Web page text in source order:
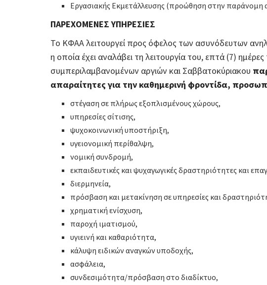
Εργασιακής Εκμετάλλευσης (προώθηση στην παράνομη
ΠΑΡΕΧΟΜΕΝΕΣ ΥΠΗΡΕΣΙΕΣ
Το ΚΦΑΑ λειτουργεί προς όφελος των ασυνόδευτων
η οποία έχει αναλάβει τη λειτουργία του, επτά (7)
συμπεριλαμβανομένων αργιών και Σαββατοκύριακου
απαραίτητες για την καθημερινή φροντίδα,
στέγαση σε πλήρως εξοπλισμένους χώρους,
υπηρεσίες σίτισης,
ψυχοκοινωνική υποστήριξη,
υγειονομική περίθαλψη,
νομική συνδρομή,
εκπαιδευτικές και ψυχαγωγικές δραστηριότητες και
διερμηνεία,
πρόσβαση και μετακίνηση σε υπηρεσίες και
χρηματική ενίσχυση,
παροχή ιματισμού,
υγιεινή και καθαριότητα,
κάλυψη ειδικών αναγκών υποδοχής,
ασφάλεια,
συνδεσιμότητα/πρόσβαση στο διαδίκτυο,